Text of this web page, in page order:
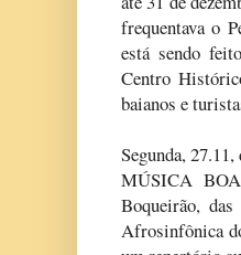
frequentava o
está sendo
Centro
baianos e
Segunda,
MÚSICA
Boqueirão,
Afrosinfônica